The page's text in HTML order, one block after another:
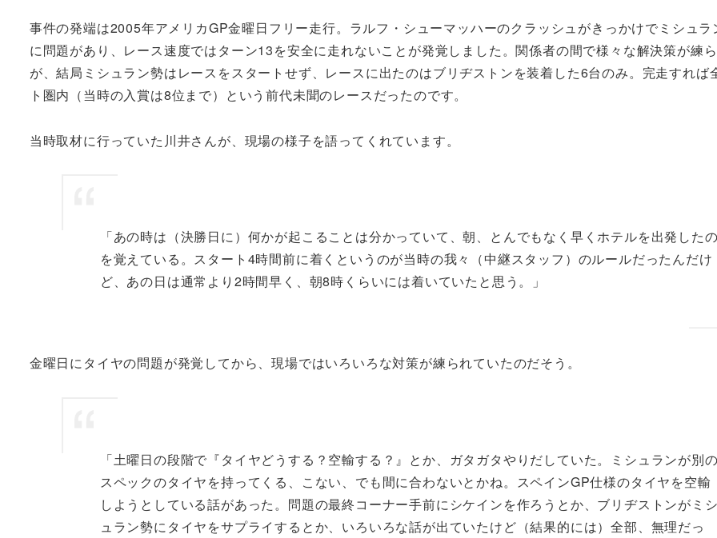
事件の発端は2005年アメリカGP金曜日フリー走行。ラルフ・シューマッハーのクラッシュがきっかけでミシュラ
に問題があり、レース速度ではターン13を安全に走れないことが発覚しました。関係者の間で様々な解決策が練
が、結局ミシュラン勢はレースをスタートせず、レースに出たのはブリヂストンを装着した6台のみ。完走すれば
ト圏内（当時の入賞は8位まで）という前代未聞のレースだったのです。
当時取材に行っていた川井さんが、現場の様子を語ってくれています。
「あの時は（決勝日に）何かが起こることは分かっていて、朝、とんでもなく早くホテルを出発した
を覚えている。スタート4時間前に着くというのが当時の我々（中継スタッフ）のルールだったんだけ
ど、あの日は通常より2時間早く、朝8時くらいには着いていたと思う。」
金曜日にタイヤの問題が発覚してから、現場ではいろいろな対策が練られていたのだそう。
「土曜日の段階で『タイヤどうする？空輸する？』とか、ガタガタやりだしていた。ミシュランが別
スペックのタイヤを持ってくる、こない、でも間に合わないとかね。スペインGP仕様のタイヤを空輸
しようとしている話があった。問題の最終コーナー手前にシケインを作ろうとか、ブリヂストンがミ
ュラン勢にタイヤをサプライするとか、いろいろな話が出ていたけど（結果的には）全部、無理だっ